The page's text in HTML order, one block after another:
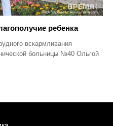
ребенка
вскармливания
больницы №40 Ольгой